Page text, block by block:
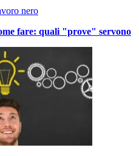
fare: quali "prove" servono